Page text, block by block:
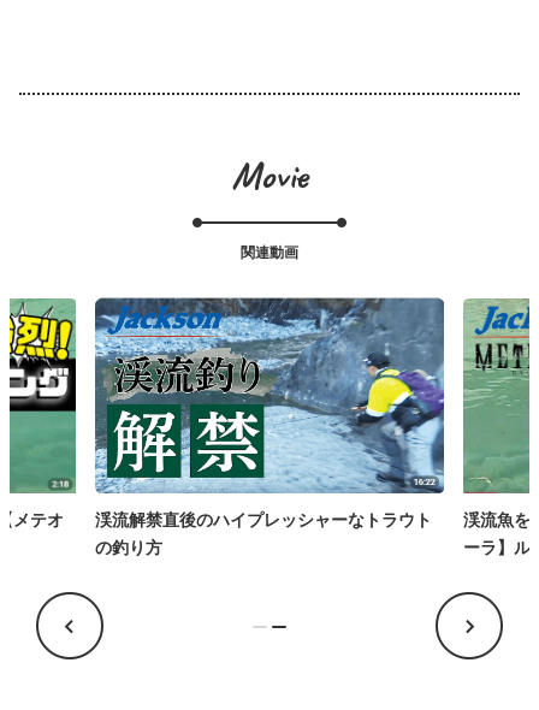
Movie
関連動画
ラウト
渓流魚を魅了する強烈フラッシング【メテオ
ーラ】ルアー水中アクション
渓流解禁
の釣り方